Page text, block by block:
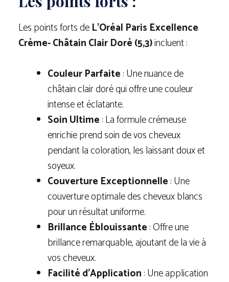
Les points forts deL’Oréal Paris Excellence
Crème- Châtain Clair Doré (5,3)incluent :
Couleur Parfaite: Une nuance de
châtain clair doré qui offre une couleur
intense et éclatante.
Soin Ultime: La formule crémeuse
enrichie prend soin de vos cheveux
pendant la coloration, les laissant doux et
soyeux.
Couverture Exceptionnelle: Une
couverture optimale des cheveux blancs
pour un résultat uniforme.
Brillance Éblouissante: Offre une
brillance remarquable, ajoutant de la vie à
vos cheveux.
Facilité d’Application: Une application